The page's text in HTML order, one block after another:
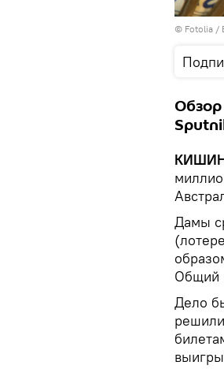
© Fotolia /
Дамы
Общий
Дело